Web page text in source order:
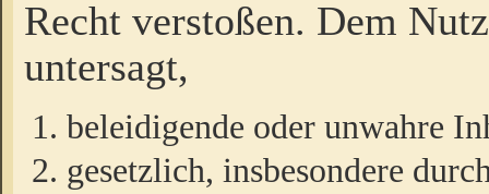
Recht verstoßen. Dem
untersagt,
beleidigende oder unwahre
gesetzlich, insbesondere